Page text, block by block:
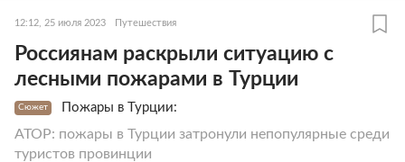
12:12, 25 июля 2023 Путешествия
Россиянам раскрыли ситуацию с
лесными пожарами в Турции
Сюжет Пожары в Турции:
АТОР: пожары в Турции затронули непопулярные среди
туристов провинции